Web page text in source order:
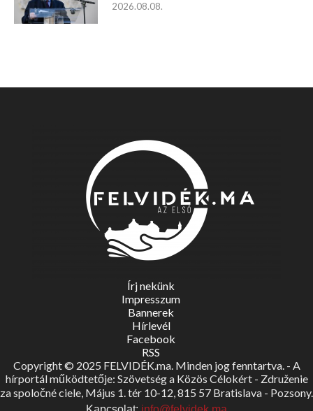
2026.08.08.
Írj nekünk
Impresszum
Bannerek
Hírlevél
Facebook
RSS
Copyright © 2025 FELVIDÉK.ma. Minden jog fenntartva. - A
hírportál működtetője: Szövetség a Közös Célokért - Združenie
za spoločné ciele, Május 1. tér 10-12, 815 57 Bratislava - Pozsony.